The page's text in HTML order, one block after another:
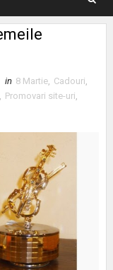
in 8 Martie, Cadouri,
, Promovari site-uri,